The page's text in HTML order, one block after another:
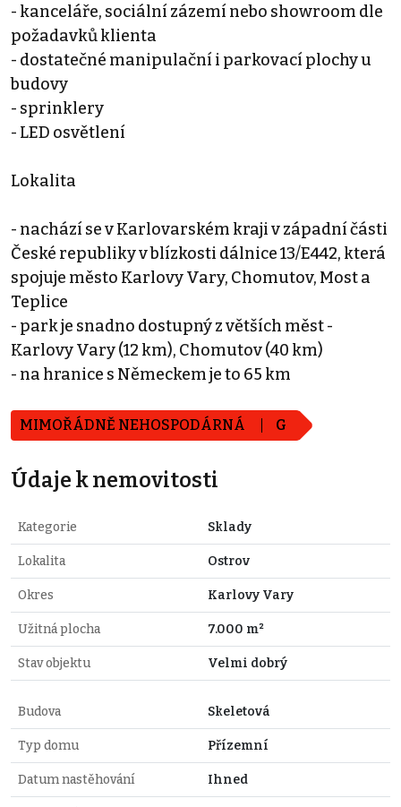
- kanceláře, sociální zázemí nebo showroom dle
požadavků klienta
- dostatečné manipulační i parkovací plochy u
budovy
- sprinklery
- LED osvětlení
Lokalita
- nachází se v Karlovarském kraji v západní části
České republiky v blízkosti dálnice 13/E442, která
spojuje město Karlovy Vary, Chomutov, Most a
Teplice
- park je snadno dostupný z větších měst -
Karlovy Vary (12 km), Chomutov (40 km)
- na hranice s Německem je to 65 km
MIMOŘÁDNĚ NEHOSPODÁRNÁ G
Údaje k nemovitosti
Kategorie Sklady
Lokalita Ostrov
Okres Karlovy Vary
Užitná plocha 7.000 m²
Stav objektu Velmi dobrý
Budova Skeletová
Typ domu Přízemní
Datum nastěhování Ihned